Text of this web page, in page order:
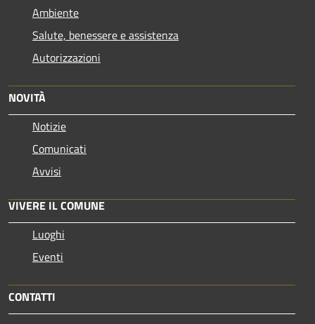
Ambiente
Salute, benessere e assistenza
Autorizzazioni
NOVITÀ
Notizie
Comunicati
Avvisi
VIVERE IL COMUNE
Luoghi
Eventi
CONTATTI